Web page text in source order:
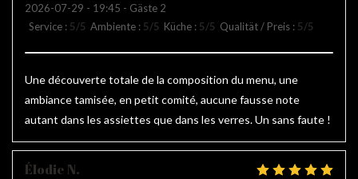
2026-07-29 - 19:45 - Gäste 2
Service : 5/5 Ambiente : 5/5 Küche : 5/5 Qualität / Preis : 5/5
Une découverte totale de la composition du menu, une
ambiance tamisée, en petit comité, aucune fausse note
autant dans les assiettes que dans les verres. Un sans faute !
Élodie N